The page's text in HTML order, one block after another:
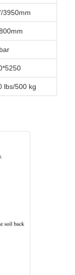
3950mm
lbs/500 kg